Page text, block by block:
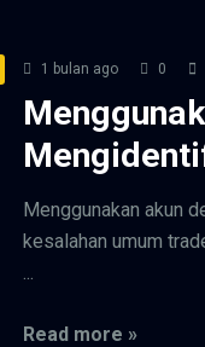
1 bulan ago 0
Menggunakan akun
kesalahan umum
...
Read more »